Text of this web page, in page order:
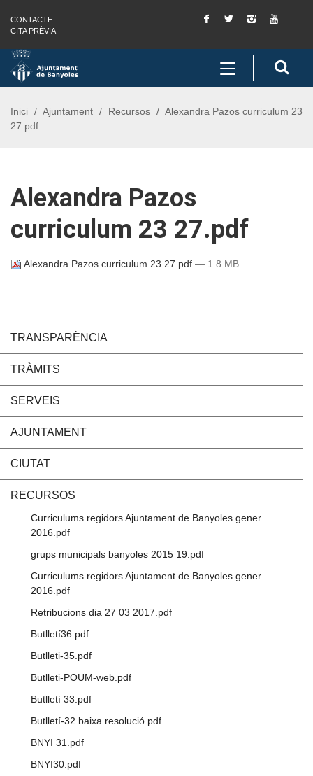
Saltar al contingut
Saltar a la navegació
Informació de contacte
CONTACTE
CITA PRÈVIA
Facebook
Twitter Instagram
Toggle
navigation
Inici Ajuntament Recursos
Alexandra Pazos curriculum 23
27.pdf
Alexandra Pazos
curriculum 23 27.pdf
Alexandra Pazos curriculum 23 27.pdf — 1.8 MB
TRANSPARÈNCIA
TRÀMITS
SERVEIS
AJUNTAMENT
CIUTAT
RECURSOS
Curriculums regidors Ajuntament de Banyoles gener
2016.pdf
grups municipals banyoles 2015 19.pdf
Curriculums regidors Ajuntament de Banyoles gener
2016.pdf
Retribucions dia 27 03 2017.pdf
Butlletí36.pdf
Butlleti-35.pdf
Butlleti-POUM-web.pdf
Butlletí 33.pdf
Butlletí-32 baixa resolució.pdf
BNYI 31.pdf
BNYI30.pdf